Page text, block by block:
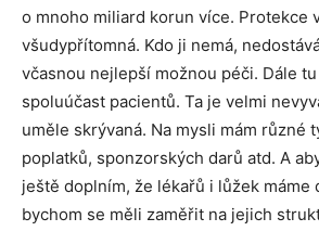
o mnoho miliard korun více. Protekce
všudypřítomná. Kdo ji nemá,
včasnou nejlepší možnou péči. Dále
spoluúčast pacientů. Ta je velmi
uměle skrývaná. Na mysli mám různé
poplatků, sponzorských darů atd. A
ještě doplním, že lékařů i lůžek máme
bychom se měli zaměřit na jejich